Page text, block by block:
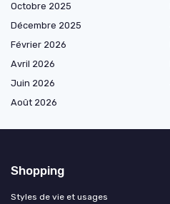
Octobre 2025
Décembre 2025
Février 2026
Avril 2026
Juin 2026
Août 2026
Shopping
Styles de vie et usages